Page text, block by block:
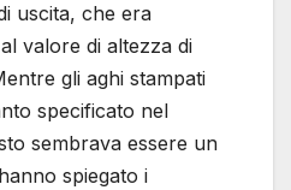
uscita, che era
valore di altezza di
gli aghi stampati
specificato nel
sembrava essere un
spiegato i